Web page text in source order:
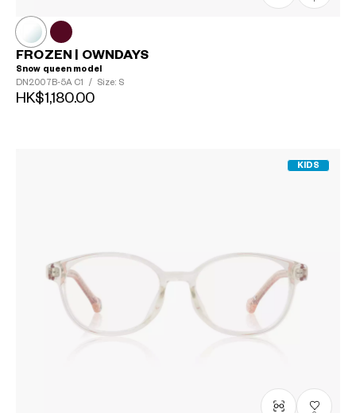
FROZEN | OWNDAYS
Snow queen model
DN2007B-5A C1 / Size: S
HK$1,180.00
KIDS